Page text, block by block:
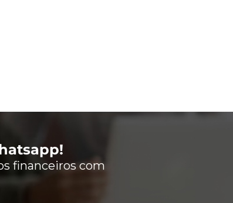
financeiros com